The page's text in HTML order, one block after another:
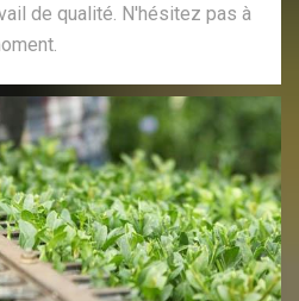
de qualité. N'hésitez pas à